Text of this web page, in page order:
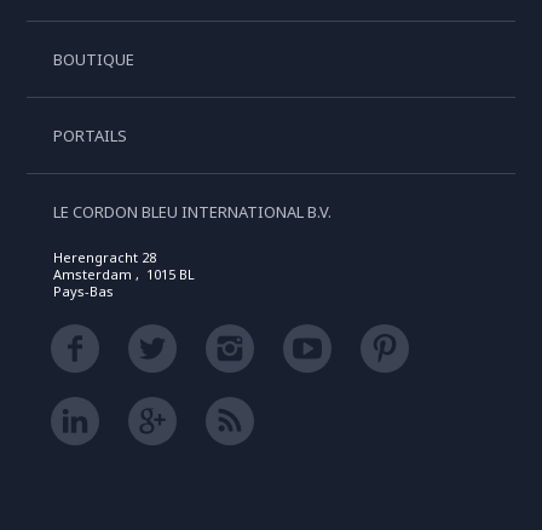
BOUTIQUE
PORTAILS
LE CORDON BLEU INTERNATIONAL B.V.
Herengracht 28
Amsterdam , 1015 BL
Pays-Bas